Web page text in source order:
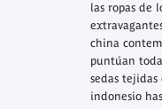
las ropas de
china
puntúan
sedas
indonesio